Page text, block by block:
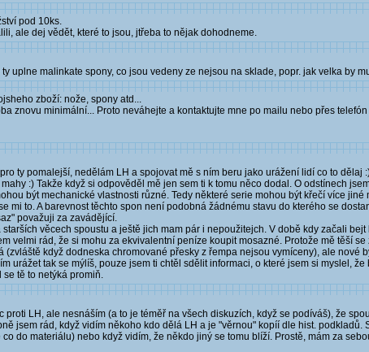
pod 10ks.
ale dej vědět, které to jsou, jtřeba to nějak dohodneme.
uplne malinkate spony, co jsou vedeny ze nejsou na sklade, popr. jak velka by
zboží: nože, spony atd...
znovu minimální... Proto neváhejte a kontaktujte mne po mailu nebo přes
ty pomalejší, nedělám LH a spojovat mě s ním beru jako urážení lidí co to dělaj
:) Takže když si odpověděl mě jen sem ti k tomu něco dodal. O odstínech
být mechanické vlastnosti různé. Tedy některé serie mohou být křečí více
mi to. A barevnost těchto spon není podobná žádnému stavu do kterého se
považuji za zavádějící.
věcech spoustu a ještě jich mam pár i nepoužitejch. V době kdy začali
velmi rád, že si mohu za ekvivalentní peníze koupit mosazné. Protože mě těší
(zvláště když dodneska chromované přesky z řempa nejsou vymíceny), ale nové
urážet tak se mýlíš, pouze jsem ti chtěl sdělit informaci, o které jsem si myslel,
tě to netýká promiň.
proti LH, ale nesnáším (a to je téměř na všech diskuzích, když se podíváš), že
jsem rád, když vidím někoho kdo dělá LH a je "věrnou" kopíí dle hist. podkladů.
do materiálu) nebo když vidím, že někdo jiný se tomu blíží. Prostě, mám za